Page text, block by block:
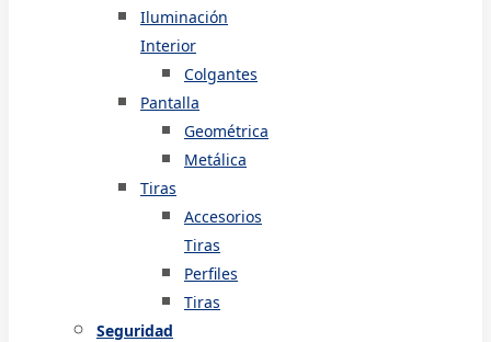
Iluminación
Interior
Colgantes
Pantalla
Geométrica
Metálica
Tiras
Accesorios
Tiras
Perfiles
Tiras
Seguridad